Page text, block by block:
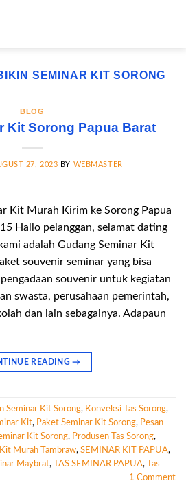
SEMINAR KIT SORONG
BLOG
Kit Sorong Papua Barat
27, 2023 BY WEBMASTER
Kit Murah Kirim ke Sorong Papua
Hallo pelanggan, selamat dating
adalah Gudang Seminar Kit
souvenir seminar yang bisa
souvenir untuk kegiatan
swasta, perusahaan pemerintah,
dan lain sebagainya. Adapaun
READING→
Seminar Kit Sorong, Konveksi Tas Sorong,
Kit, Paket Seminar Kit Sorong, Pesan
Kit Sorong, Produsen Tas Sorong,
Murah Tambraw, SEMINAR KIT PAPUA,
Maybrat, TAS SEMINAR PAPUA,
Tas
1 Comment